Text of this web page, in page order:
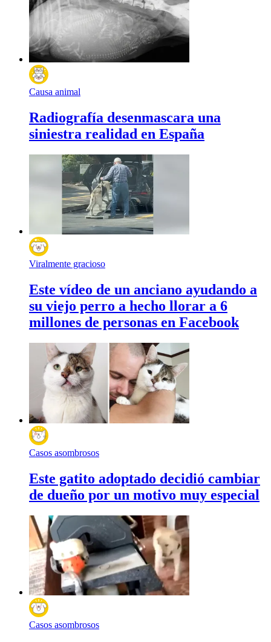
Causa animal
Radiografía desenmascara una
siniestra realidad en España
Viralmente gracioso
Este vídeo de un anciano ayudando a
su viejo perro a hecho llorar a 6
millones de personas en Facebook
Casos asombrosos
Este gatito adoptado decidió cambiar
de dueño por un motivo muy especial
Casos asombrosos